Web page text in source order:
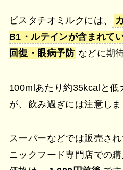
ピスタチオミルクには、
B1・ルテインが含まれて
回復・眼病予防 などに期
100mlあたり約35kcalと低
が、飲み過ぎには注意しま
スーパーなどでは販売さ
ニックフード専門店での